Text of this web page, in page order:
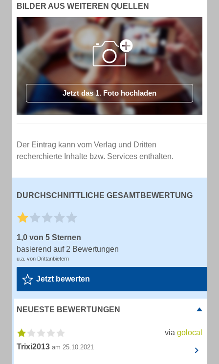
BILDER AUS WEITEREN QUELLEN
Jetzt das 1. Foto hochladen
Der Eintrag kann vom Verlag und Dritten
recherchierte Inhalte bzw. Services enthalten.
DURCHSCHNITTLICHE GESAMTBEWERTUNG
1,0 von 5 Sternen
basierend auf 2 Bewertungen
u.a. von Drittanbietern
Jetzt bewerten
NEUESTE BEWERTUNGEN
via golocal
Trixi2013 am 25.10.2021